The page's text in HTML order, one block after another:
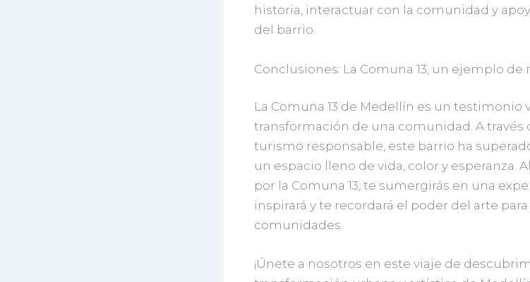
historia, interactuar con la comunidad y
del barrio.
Conclusiones: La Comuna 13, un ejemplo de
La Comuna 13 de Medellín es un testimonio
transformación de una comunidad. A través
turismo responsable, este barrio ha
un espacio lleno de vida, color y esperanza.
por la Comuna 13, te sumergirás en una
inspirará y te recordará el poder del arte
comunidades.
¡Únete a nosotros en este viaje de